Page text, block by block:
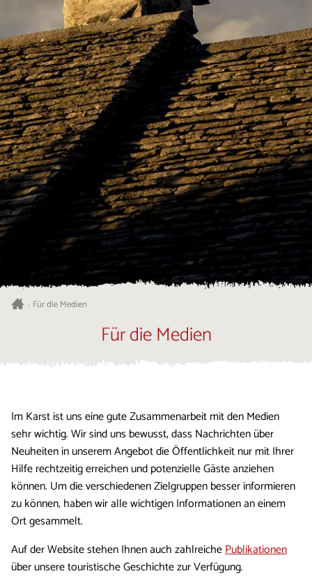
> Für die Medien
Für die Medien
Im Karst ist uns eine gute Zusammenarbeit mit den Medien
sehr wichtig. Wir sind uns bewusst, dass Nachrichten über
Neuheiten in unserem Angebot die Öffentlichkeit nur mit Ihrer
Hilfe rechtzeitig erreichen und potenzielle Gäste anziehen
können. Um die verschiedenen Zielgruppen besser informieren
zu können, haben wir alle wichtigen Informationen an einem
Ort gesammelt.
Auf der Website stehen Ihnen auch zahlreichePublikationen
über unsere touristische Geschichte zur Verfügung.